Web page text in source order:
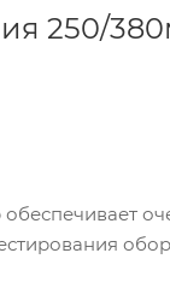
250/